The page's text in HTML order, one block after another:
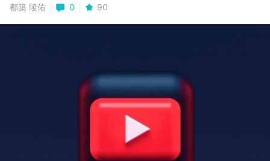
都築 陵佑
0 90